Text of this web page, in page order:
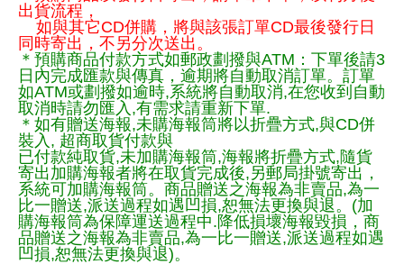
出貨流程，
如與其它CD併購，將與該張訂單CD最後發行日
同時寄出，不另分次送出。
＊預購商品付款方式如郵政劃撥與ATM：下單後請3
日內完成匯款與傳真，逾期將自動取消訂單。訂單
如ATM或劃撥如逾時,系統將自動取消,在您收到自動
取消時請勿匯入,有需求請重新下單.
＊如有贈送海報,未購海報筒將以折疊方式,與CD併
裝入, 超商取貨付款與
已付款純取貨,未加購海報筒,海報將折疊方式,隨貨
寄出加購海報者將在取貨完成後,另郵局掛號寄出，
系統可加購海報筒。商品贈送之海報為非賣品,為一
比一贈送,派送過程如遇凹損,恕無法更換與退。(加
購海報筒為保障運送過程中.降低損壞海報毀損，商
品贈送之海報為非賣品,為一比一贈送,派送過程如遇
凹損,恕無法更換與退)。